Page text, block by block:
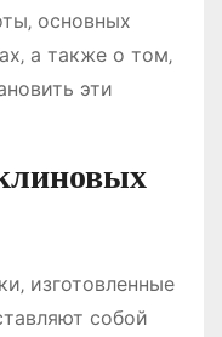
основных
а также о том‚
эти
изготовленные
собой